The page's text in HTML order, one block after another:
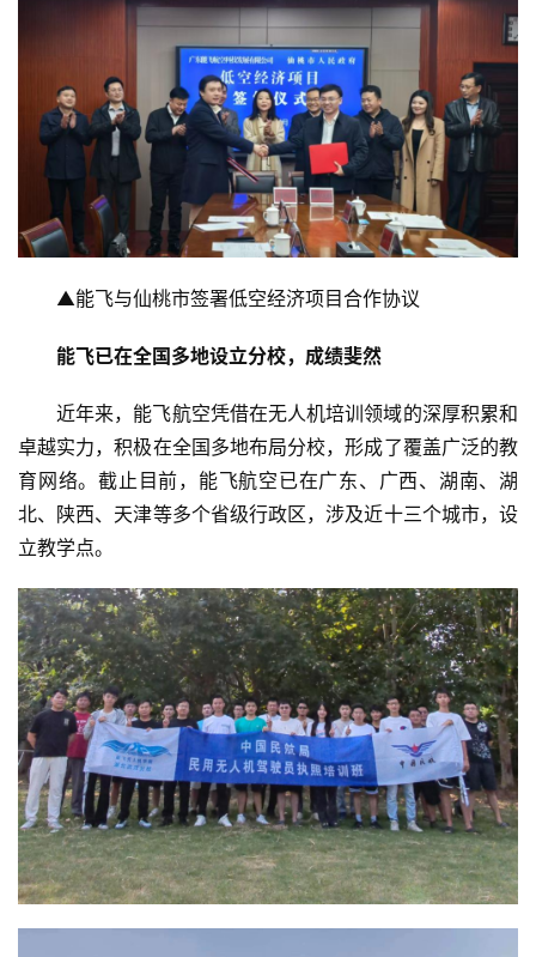
教
育
题
源
▲能飞与仙桃市签署低空经济项目合作协议
能飞已在全国多地设立分校，成绩斐然
近年来，能飞航空凭借在无人机培训领域的深厚积累和
卓越实力，积极在全国多地布局分校，形成了覆盖广泛的教
育网络。截止目前，能飞航空已在广东、广西、湖南、湖
北、陕西、天津等多个省级行政区，涉及近十三个城市，设
立教学点。